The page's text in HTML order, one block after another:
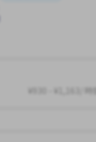
¥930 - ¥1,163/ 時間